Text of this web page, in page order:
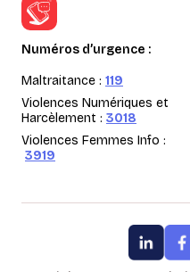
Numéros d’urgence :
Maltraitance : 119
Violences Numériques et
Harcèlement : 3018
Violences Femmes Info :
3919